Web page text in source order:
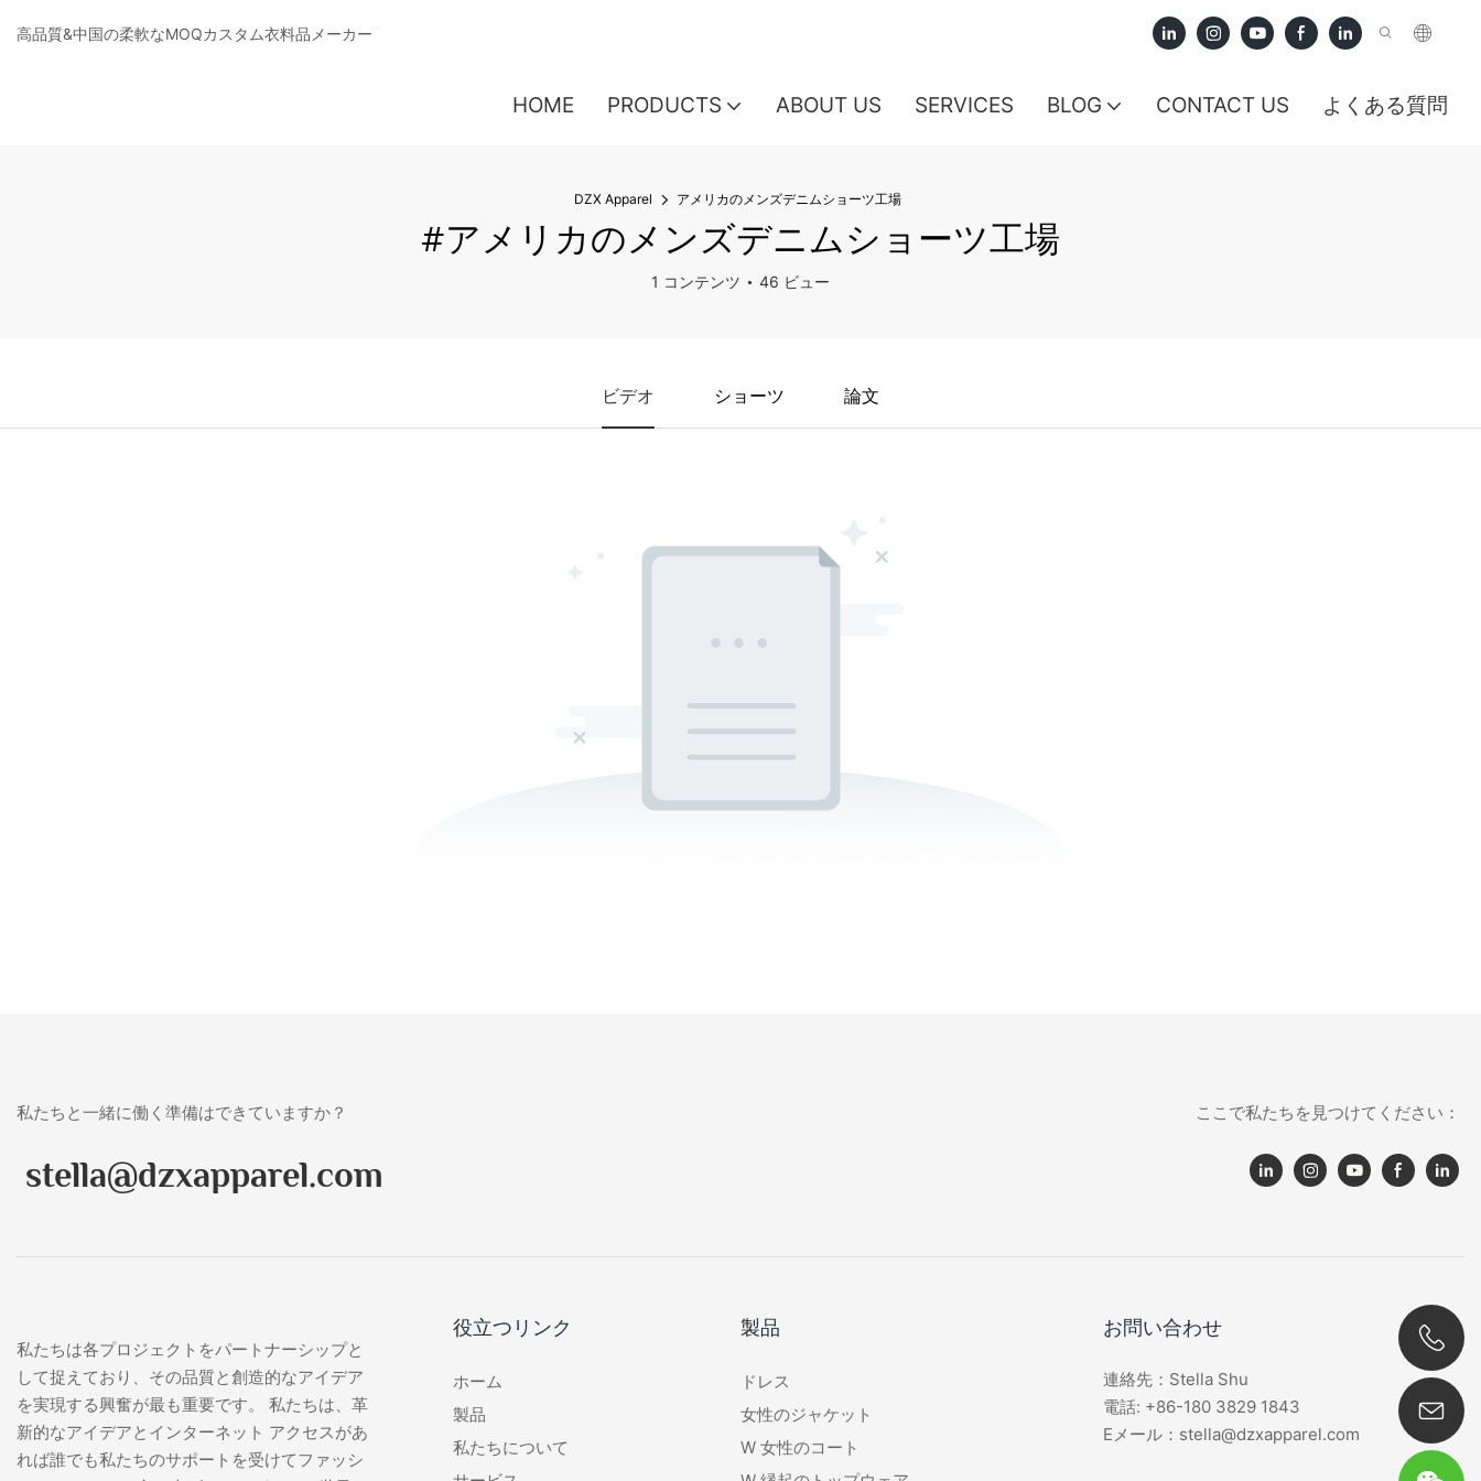
高品質&中国の柔軟なMOQカスタム衣料品メーカー
HOME PRODUCTS ABOUT US SERVICES BLOG CONTACT US よくある質問
DZX Apparel アメリカのメンズデニムショーツ工場
#アメリカのメンズデニムショーツ工場
1 コンテンツ 46 ビュー
ビデオ ショーツ 論文
私たちと一緒に働く準備はできていますか？
stella@dzxapparel.com
ここで私たちを見つけてください：
私たちは各プロジェクトをパートナーシップと
して捉えており、その品質と創造的なアイデア
を実現する興奮が最も重要です。 私たちは、革
新的なアイデアとインターネット アクセスがあ
れば誰でも私たちのサポートを受けてファッシ
役立つリンク
ホーム
製品
私たちについて
製品
ドレス
女性のジャケット
W 女性のコート
お問い合わせ
連絡先：Stella Shu
電話: +86-180 3829 1843
Eメール：stella@dzxapparel.com